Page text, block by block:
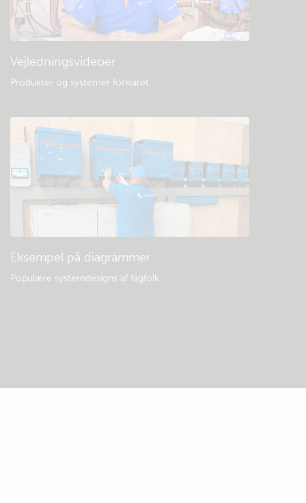
Vejledningsvideoer
Produkter og systemer forklaret.
Eksempel på diagrammer
Populære systemdesigns af fagfolk.